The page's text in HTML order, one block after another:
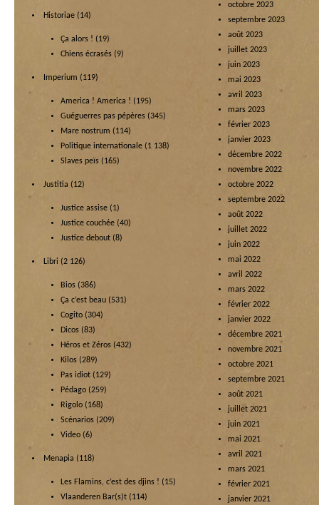
Historiae (14)
Ça alors ! (19)
Chiens écrasés (9)
Imperium (119)
America ! America ! (195)
Guéguerres pas pépères (345)
Mare nostrum (114)
Politique internationale (1 138)
Slaves peïs (165)
Justitia (12)
Justice assise (1)
Justice couchée (40)
Justice debout (8)
Libri (2 126)
Bios (386)
Ça c’est beau (531)
Cogito (304)
Dicos (83)
Héros et Zéros (432)
Kilos (289)
Pas idiot (129)
Pédago (259)
Rigolo (168)
Scénarios (209)
Video (6)
Menapia (118)
Les Flamins, c’est des djins ! (15)
Vlaanderen Bar(s)t (114)
octobre 2023
septembre 2023
août 2023
juillet 2023
juin 2023
mai 2023
avril 2023
mars 2023
février 2023
janvier 2023
décembre 2022
novembre 2022
octobre 2022
septembre 2022
août 2022
juillet 2022
juin 2022
mai 2022
avril 2022
mars 2022
février 2022
janvier 2022
décembre 2021
novembre 2021
octobre 2021
septembre 2021
août 2021
juillet 2021
juin 2021
mai 2021
avril 2021
mars 2021
février 2021
janvier 2021